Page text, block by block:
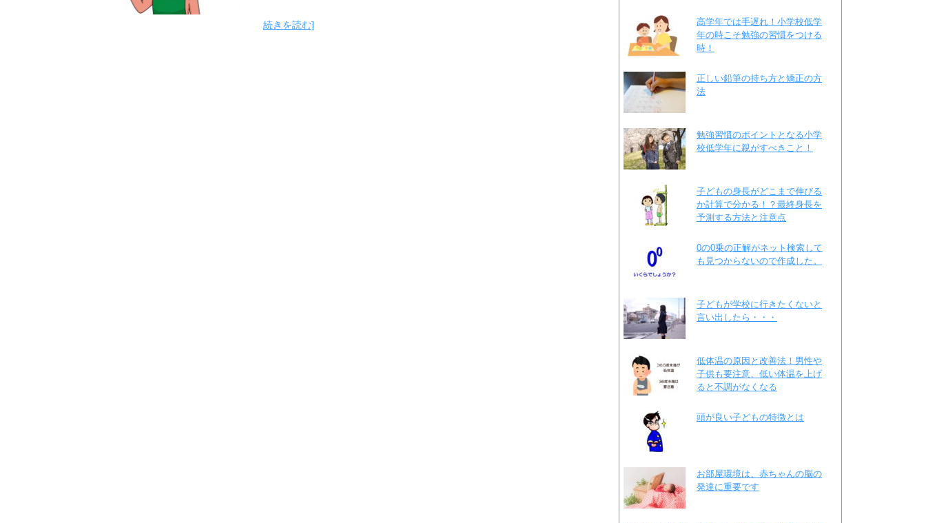
続きを読む]
高学年では手遅れ！小学校低学
年の時こそ勉強の習慣をつける
時！
正しい鉛筆の持ち方と矯正の方
法
勉強習慣のポイントとなる小学
校低学年に親がすべきこと！
子どもの身長がどこまで伸びる
か計算で分かる！？最終身長を
予測する方法と注意点
0の0乗の正解がネット検索して
も見つからないので作成した。
子どもが学校に行きたくないと
言い出したら・・・
低体温の原因と改善法！男性や
子供も要注意、低い体温を上げ
ると不調がなくなる
頭が良い子どもの特徴とは
お部屋環境は、赤ちゃんの脳の
発達に重要です